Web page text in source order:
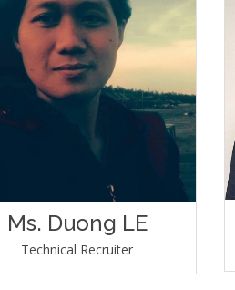
Ms. Duong LE
Technical Recruiter